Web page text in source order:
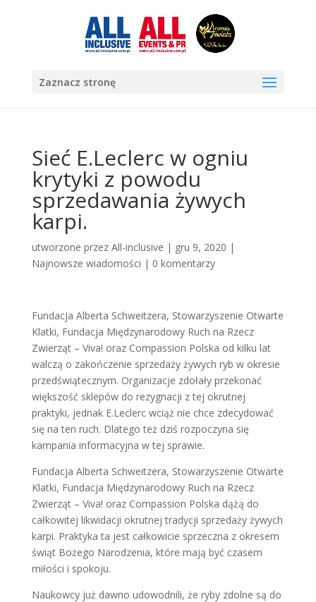
Zaznacz stronę
Sieć E.Leclerc w ogniu
krytyki z powodu
sprzedawania żywych
karpi.
utworzone przez All-inclusive | gru 9, 2020 |
Najnowsze wiadomości | 0 komentarzy
Fundacja Alberta Schweitzera, Stowarzyszenie Otwarte
Klatki, Fundacja Międzynarodowy Ruch na Rzecz
Zwierząt – Viva! oraz Compassion Polska od kilku lat
walczą o zakończenie sprzedaży żywych ryb w okresie
przedświątecznym. Organizacje zdołały przekonać
większość sklepów do rezygnacji z tej okrutnej
praktyki, jednak E.Leclerc wciąż nie chce zdecydować
się na ten ruch. Dlatego też dziś rozpoczyna się
kampania informacyjna w tej sprawie.
Fundacja Alberta Schweitzera, Stowarzyszenie Otwarte
Klatki, Fundacja Międzynarodowy Ruch na Rzecz
Zwierząt – Viva! oraz Compassion Polska dążą do
całkowitej likwidacji okrutnej tradycji sprzedaży żywych
karpi. Praktyka ta jest całkowicie sprzeczna z okresem
świąt Bożego Narodzenia, które mają być czasem
miłości i spokoju.
Naukowcy już dawno udowodnili, że ryby zdolne są do